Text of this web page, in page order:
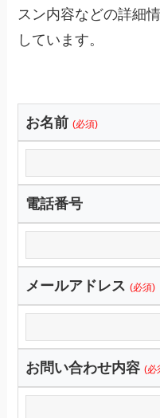
スン内容などの詳細
しています。
お名前 (必須)
電話番号
メールアドレス (必須)
お問い合わせ内容 (必